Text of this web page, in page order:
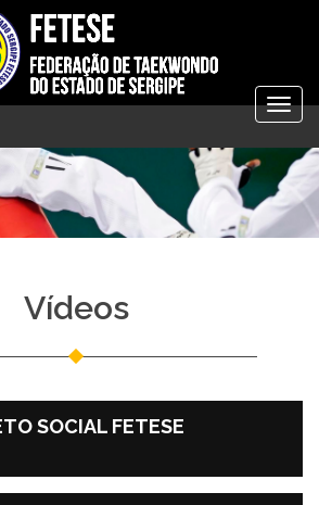
Vídeos
SOCIAL FETESE